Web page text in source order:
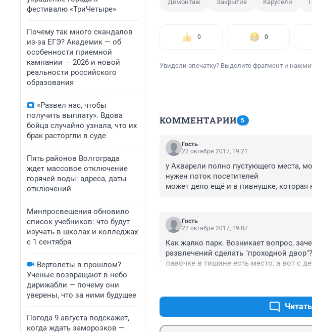
фестивалю «ТриЧетыре»
Почему так много скандалов
из-за ЕГЭ? Академик — об
особенности приемной
кампании — 2026 и новой
реальности российского
образования
«Развел нас, чтобы
получить выплату». Вдова
бойца случайно узнала, что их
брак расторгли в суде
Пять районов Волгограда
ждет массовое отключение
горячей воды: адреса, даты
отключений
Минпросвещения обновило
список учебников: что будут
изучать в школах и колледжах
с 1 сентября
Вертолеты в прошлом?
Ученые возвращают в небо
дирижабли — почему они
уверены, что за ними будущее
Погода 9 августа подскажет,
когда ждать заморозков —
Демонтаж Закрытие Карусели
0 0
Увидели опечатку? Выделите фрагмент и
КОММЕНТАРИИ 5
Гость
22 октября 2017, 19:21
у Акварели полно пустующего места,
нужен поток посетителей
может дело ещё и в пивнушке, которая
Гость
22 октября 2017, 19:07
Как жалко парк. Возникает вопрос,
развлечений сделать "проходной
лавочке в тишине есть место, а вот с